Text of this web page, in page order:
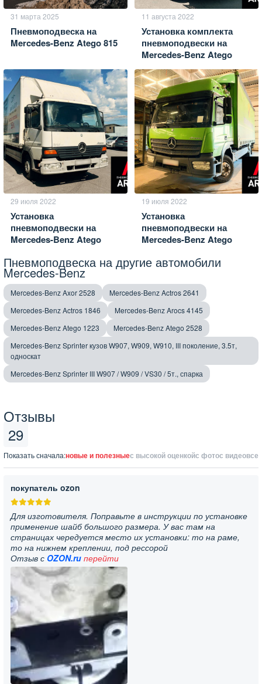
31 марта 2025
Пневмоподвеска на
Mercedes-Benz Atego 815
11 августа 2022
Установка комплекта
пневмоподвески на
Mercedes-Benz Atego
29 июля 2022
Установка
пневмоподвески на
Mercedes-Benz Atego
19 июля 2022
Установка
пневмоподвески на
Mercedes-Benz Atego
Пневмоподвеска на другие автомобили
Mercedes-Benz
Mercedes-Benz Axor 2528
Mercedes-Benz Actros 2641
Mercedes-Benz Actros 1846
Mercedes-Benz Arocs 4145
Mercedes-Benz Atego 1223
Mercedes-Benz Atego 2528
Mercedes-Benz Sprinter кузов W907, W909, W910, III поколение, 3.5т,
односкат
Mercedes-Benz Sprinter III W907 / W909 / VS30 / 5т., спарка
Отзывы
29
Показать сначала:новые и полезныес высокой оценкойс фотос видеовсе
покупатель ozon
Для изготовителя. Поправьте в инструкции по установке
применение шайб большого размера. У вас там на
страницах чередуется место их установки: то на раме,
то на нижнем креплении, под рессорой
Отзыв с OZON.ru перейти